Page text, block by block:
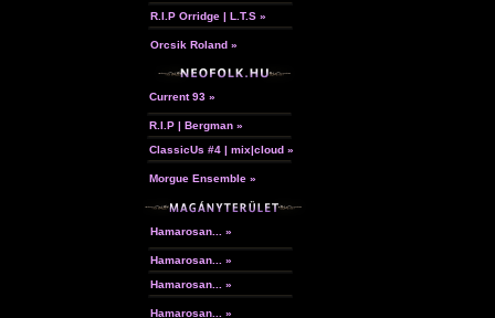
R.I.P Orridge | L.T.S »
Orcsik Roland »
Current 93 »
R.I.P | Bergman »
ClassicUs #4 | mix|cloud »
Morgue Ensemble »
Hamarosan... »
Hamarosan... »
Hamarosan... »
Hamarosan... »